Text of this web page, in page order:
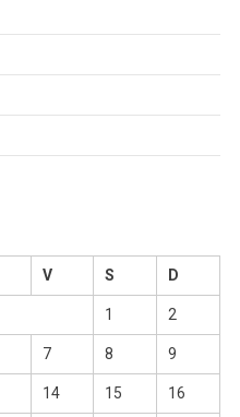
V S D
1 2
7 8 9
14 15 16